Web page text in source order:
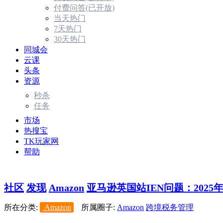
付费问答(已开放)
当天热门
7天热门
30天热门
同城会
云课
头条
资源
秒杀
任务
市场
热搜宝
TK玩家网
帮助
社区 发现 Amazon 亚马逊英国站IEN问题：2025
所在分类: Amazon 所属圈子: Amazon 跨境税务管理